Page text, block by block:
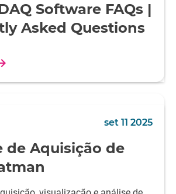
Software FAQs |
Asked Questions
set 11 2025
de Aquisição de